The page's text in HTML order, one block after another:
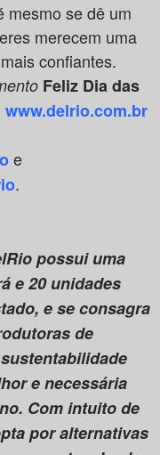
mesmo se dê um
merecem uma
confiantes.
Feliz Dia das
www.delrio.com.br
e
.
possui uma
e 20 unidades
e se consagra
de
e necessária
Com intuito de
por alternativas